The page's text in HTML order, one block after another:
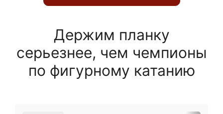
Держим планку
серьезнее, чем чемпионы
по фигурному катанию